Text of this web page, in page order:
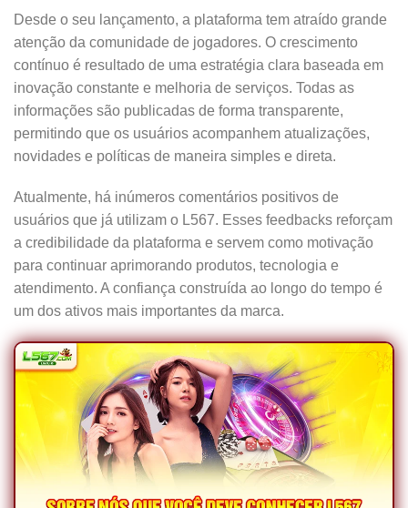
Desde o seu lançamento, a plataforma tem atraído grande
atenção da comunidade de jogadores. O crescimento
contínuo é resultado de uma estratégia clara baseada em
inovação constante e melhoria de serviços. Todas as
informações são publicadas de forma transparente,
permitindo que os usuários acompanhem atualizações,
novidades e políticas de maneira simples e direta.
Atualmente, há inúmeros comentários positivos de
usuários que já utilizam o L567. Esses feedbacks reforçam
a credibilidade da plataforma e servem como motivação
para continuar aprimorando produtos, tecnologia e
atendimento. A confiança construída ao longo do tempo é
um dos ativos mais importantes da marca.